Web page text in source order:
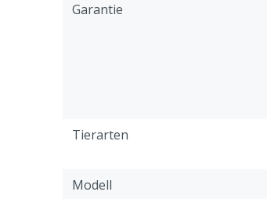
Garantie
Tierarten
Modell